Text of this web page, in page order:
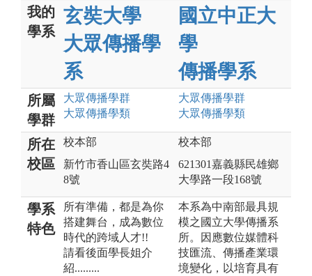
我的
學系
玄奘大學
大眾傳播學
系
國立中正大
學
傳播學系
所屬
學群
大眾傳播學群
大眾傳播學類
大眾傳播學群
大眾傳播學類
所在
校區
校本部
新竹市香山區玄奘路4
8號
校本部
621301嘉義縣民雄鄉
大學路一段168號
學系
特色
所有準備，都是為你
搭建舞台，成為數位
時代的跨域人才!!
請看後面學長姐介
紹.........
本系為中南部最具規
模之國立大學傳播系
所。因應數位媒體科
技匯流、傳播產業環
境變化，以培育具有